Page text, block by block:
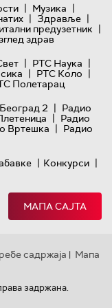
| Музика |
| Здравље |
предузетник |
здрав
| РТС Наука |
| РТС Коло |
Полетарац
2 | Радио
| Радио
Вртешка | Радио
| Конкурси |
МАПА САЈТА
садржаја | Мапа
задржана.